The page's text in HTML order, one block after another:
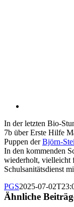
In der letzten Bio-
7b über Erste Hilfe
Puppen derBjörn-
In den kommenden
wiederholt, vielleicht
Schulsanitätsdienst
PGS2025-07-
Ähnliche